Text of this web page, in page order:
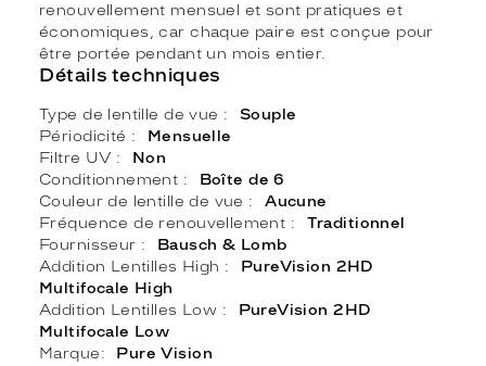
renouvellement mensuel et sont pratiques et
économiques, car chaque paire est conçue pour
être portée pendant un mois entier.
Détails techniques
Type de lentille de vue
Souple
Périodicité
Mensuelle
Filtre UV
Non
Conditionnement
Boîte de 6
Couleur de lentille de vue
Aucune
Fréquence de renouvellement
Traditionnel
Fournisseur
Bausch & Lomb
Addition Lentilles High
PureVision 2HD
Multifocale High
Addition Lentilles Low
PureVision 2HD
Multifocale Low
Marque
Pure Vision